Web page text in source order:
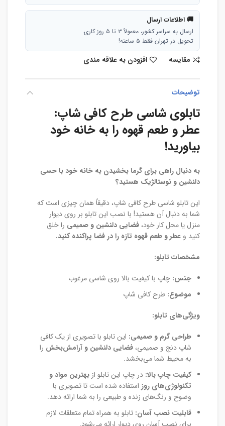
🚚 اطلاعات ارسال
ارسال به سراسر کشور، معمولاً ۳ تا ۵ روز کاری.
تحویل در تهران فقط ۵ ساعته!
مقایسه افزودن به علاقه مندی
توضیحات
تابلوی شاسی طرح کافی شاپ:
عطر و طعم قهوه را به خانه خود
بیاورید!
به دنبال راهی برای گرما بخشیدن به خانه خود با حسی
دلنشین و نوستالژیک هستید؟
این تابلو شاسی طرح کافی شاپ، دقیقاً همان چیزی است که
شما به دنبال آن هستید! با نصب این تابلو بر روی دیوار
منزل یا محل کار خود، فضایی دلنشین و صمیمی را خلق
کنید و عطر و طعم قهوه تازه را در فضا پراکنده کنید.
مشخصات تابلو:
جنس: چاپ با کیفیت بالا روی شاسی مرغوب
موضوع: طرح کافی شاپ
ویژگی‌های تابلو:
طراحی گرم و صمیمی: این تابلو با تصویری از یک کافی
شاپ دنج و صمیمی، فضایی دلنشین و آرامش‌بخش را
به محیط شما می‌بخشد.
کیفیت چاپ بالا: در چاپ این تابلو از بهترین مواد و
تکنولوژی‌های روز استفاده شده است تا تصویری با
وضوح و رنگ‌های زنده و طبیعی را به شما ارائه دهد.
قابلیت نصب آسان: تابلو به همراه تمام متعلقات لازم
برای نصب آسان روی دیوار ارائه می‌شود.